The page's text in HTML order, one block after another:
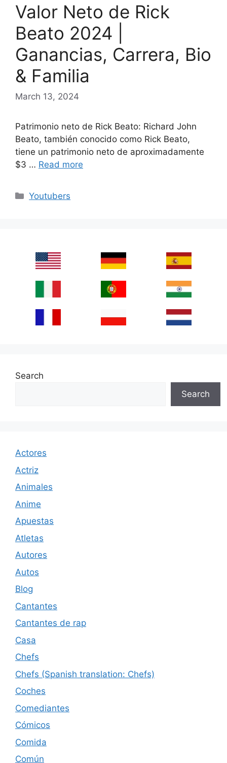
Valor Neto de Rick
Beato 2024 |
Ganancias, Carrera, Bio
& Familia
March 13, 2024
Patrimonio neto de Rick Beato: Richard John
Beato, también conocido como Rick Beato,
tiene un patrimonio neto de aproximadamente
$3 … Read more
Categories
Youtubers
Search
Search
Actores
Actriz
Animales
Anime
Apuestas
Atletas
Autores
Autos
Blog
Cantantes
Cantantes de rap
Casa
Chefs
Chefs (Spanish translation: Chefs)
Coches
Comediantes
Cómicos
Comida
Común